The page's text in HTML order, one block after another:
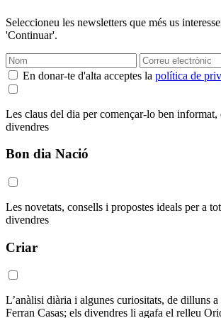
Seleccioneu les newsletters que més us
'Continuar'.
En donar-te d'alta acceptes la política de
Les claus del dia per començar-lo ben informat,
divendres
Bon dia Nació
Les novetats, consells i propostes ideals per a
divendres
Criar
L’anàlisi diària i algunes curiositats, de dilluns
Ferran Casas; els divendres li agafa el relleu